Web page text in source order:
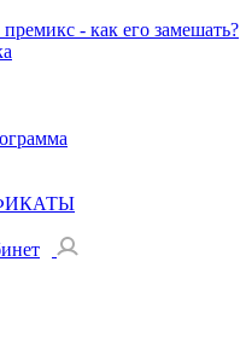
- как его замешать?